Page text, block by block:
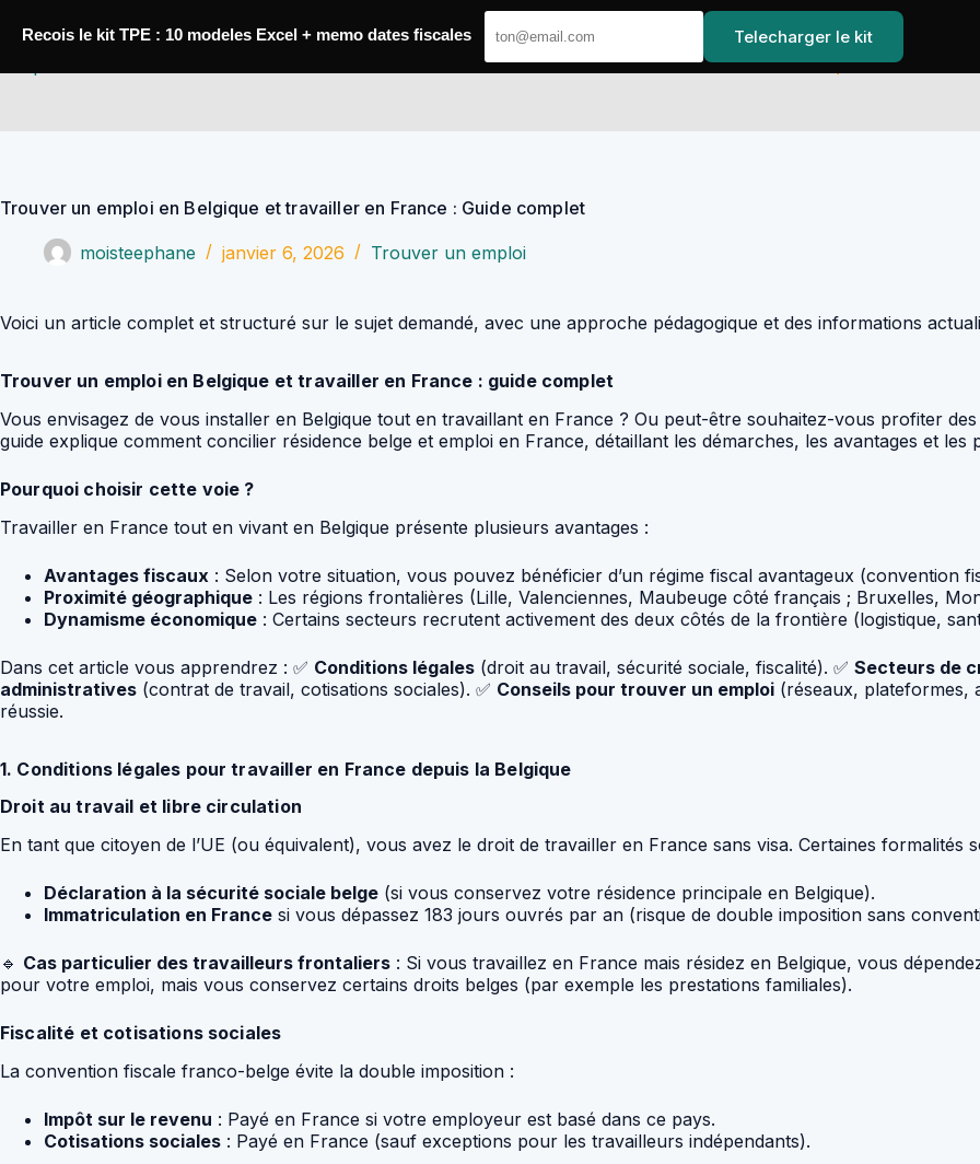
Trouver un emploi en Belgique et travailler en France : Guide complet
moisteephane janvier 6, 2026 Trouver un emploi
Voici un article complet et structuré sur le sujet demandé, avec une approche pédagogique et des informations
Trouver un emploi en Belgique et travailler en France : guide complet
Vous envisagez de vous installer en Belgique tout en travaillant en France ? Ou peut-être souhaitez-vous profiter
guide explique comment concilier résidence belge et emploi en France, détaillant les démarches, les avantages et les
Pourquoi choisir cette voie ?
Travailler en France tout en vivant en Belgique présente plusieurs avantages :
Avantages fiscaux : Selon votre situation, vous pouvez bénéficier d’un régime fiscal avantageux (convention
Proximité géographique : Les régions frontalières (Lille, Valenciennes, Maubeuge côté français ; Bruxelles,
Dynamisme économique : Certains secteurs recrutent activement des deux côtés de la frontière (logistique,
Dans cet article vous apprendrez : ✅ Conditions légales (droit au travail, sécurité sociale, fiscalité). ✅ Secteurs de
administratives (contrat de travail, cotisations sociales). ✅ Conseils pour trouver un emploi (réseaux, plateformes,
réussie.
1. Conditions légales pour travailler en France depuis la Belgique
Droit au travail et libre circulation
En tant que citoyen de l’UE (ou équivalent), vous avez le droit de travailler en France sans visa. Certaines formalités
Déclaration à la sécurité sociale belge (si vous conservez votre résidence principale en Belgique).
Immatriculation en France si vous dépassez 183 jours ouvrés par an (risque de double imposition sans
🔹 Cas particulier des travailleurs frontaliers : Si vous travaillez en France mais résidez en Belgique, vous
pour votre emploi, mais vous conservez certains droits belges (par exemple les prestations familiales).
Fiscalité et cotisations sociales
La convention fiscale franco-belge évite la double imposition :
Impôt sur le revenu : Payé en France si votre employeur est basé dans ce pays.
Cotisations sociales : Payé en France (sauf exceptions pour les travailleurs indépendants).
Recois le kit TPE : 10 modeles Excel + memo dates fiscales Telecharger le kit